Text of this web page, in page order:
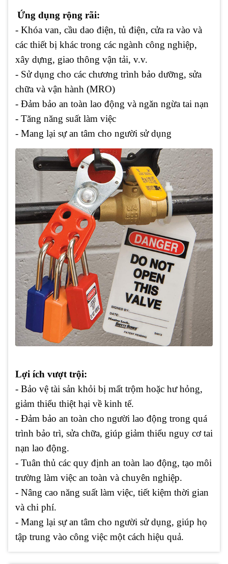
Ứng dụng rộng rãi:
- Khóa van, cầu dao điện, tủ điện, cửa ra vào và
các thiết bị khác trong các ngành công nghiệp,
xây dựng, giao thông vận tải, v.v.
- Sử dụng cho các chương trình bảo dưỡng, sửa
chữa và vận hành (MRO)
- Đảm bảo an toàn lao động và ngăn ngừa tai nạn
- Tăng năng suất làm việc
- Mang lại sự an tâm cho người sử dụng
Lợi ích vượt trội:
- Bảo vệ tài sản khỏi bị mất trộm hoặc hư hỏng,
giảm thiểu thiệt hại về kinh tế.
- Đảm bảo an toàn cho người lao động trong quá
trình bảo trì, sửa chữa, giúp giảm thiểu nguy cơ tai
nạn lao động.
- Tuân thủ các quy định an toàn lao động, tạo môi
trường làm việc an toàn và chuyên nghiệp.
- Nâng cao năng suất làm việc, tiết kiệm thời gian
và chi phí.
- Mang lại sự an tâm cho người sử dụng, giúp họ
tập trung vào công việc một cách hiệu quả.